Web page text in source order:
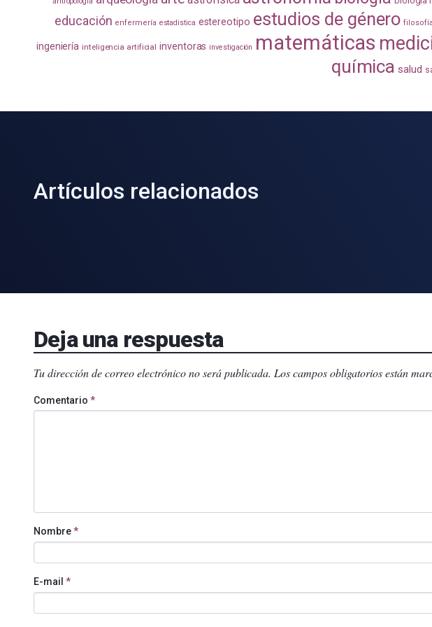
educación enfermería estadistica estereotipo estudios de género filosofía
ingeniería inteligencia artificial inventoras investigación matemáticas
química salud
Artículos relacionados
Deja una respuesta
Tu dirección de correo electrónico no será publicada. Los campos obligatorios están
Comentario *
Nombre*
E-mail *